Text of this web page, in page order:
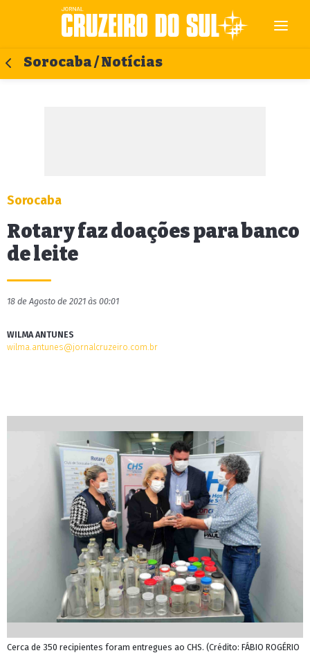
Sorocaba / Notícias
Sorocaba
Rotary faz doações para banco
de leite
18 de Agosto de 2021 às 00:01
WILMA ANTUNES
wilma.antunes@jornalcruzeiro.com.br
Cerca de 350 recipientes foram entregues ao CHS. (Crédito: FÁBIO ROGÉRIO